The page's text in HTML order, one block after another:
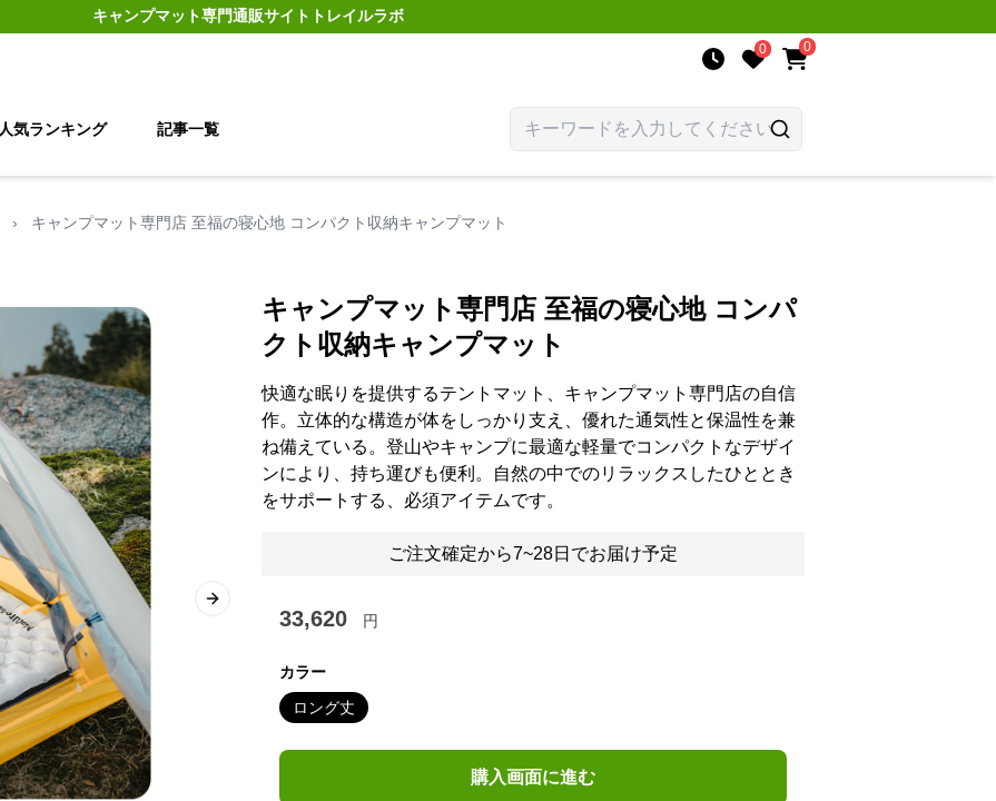
キャンプマット専門通販サイト トレイルラボ
0 0
人気ランキング 記事一覧
› キャンプマット専門店 至福の寝心地 コンパクト収納キャンプマット
Next slide
キャンプマット専門店 至福の寝心地 コンパ
クト収納キャンプマット
快適な眠りを提供するテントマット、キャンプマット専門店の自信
作。立体的な構造が体をしっかり支え、優れた通気性と保温性を兼
ね備えている。登山やキャンプに最適な軽量でコンパクトなデザイ
ンにより、持ち運びも便利。自然の中でのリラックスしたひととき
をサポートする、必須アイテムです。
ご注文確定から7~28日でお届け予定
33,620 円
カラー
ロング丈
購入画面に進む